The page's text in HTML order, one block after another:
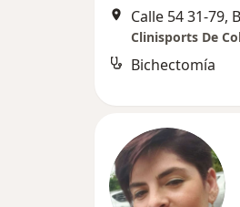
Calle 54 31-79,
Clinisports De
Bichectomía